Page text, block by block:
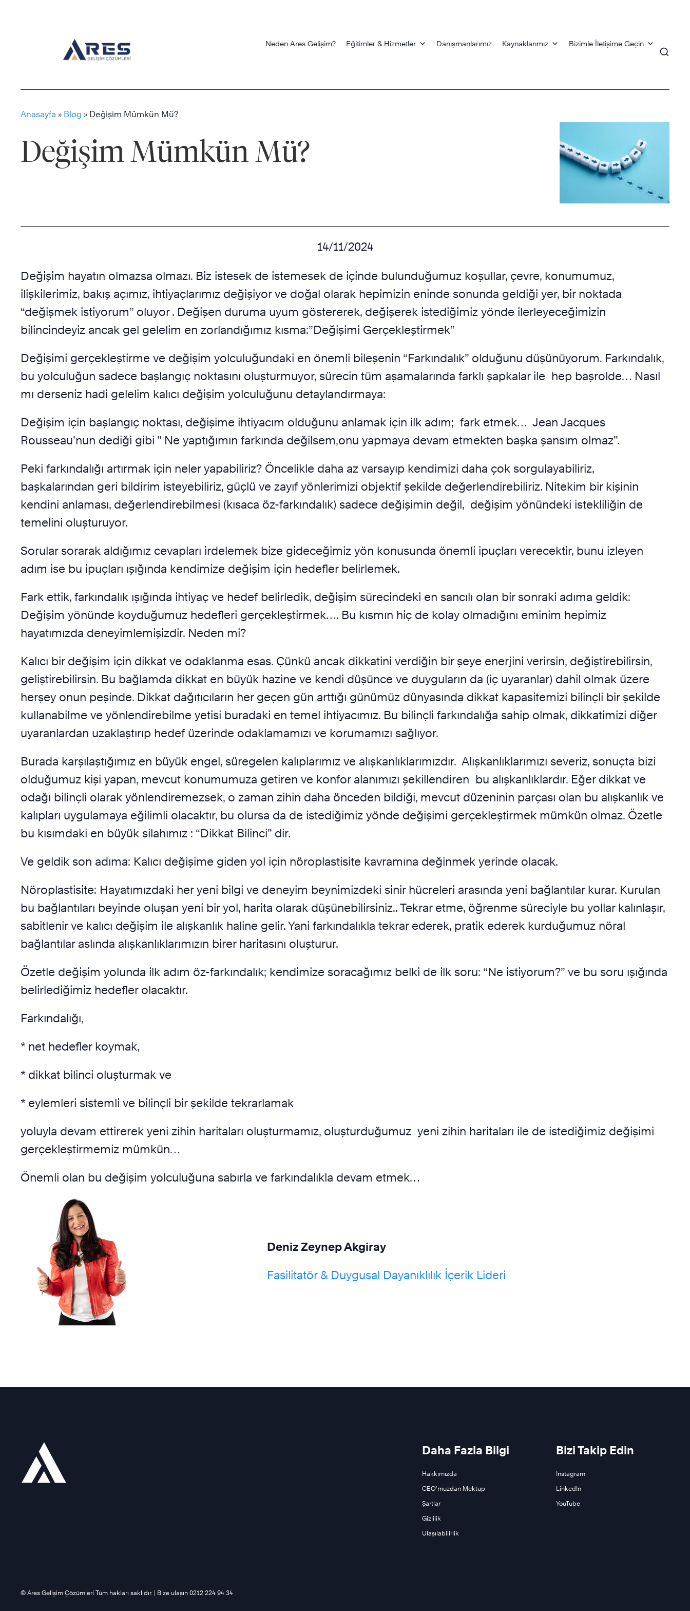
Neden Ares Gelişim? Eğitimler & Hizmetler Danışmanlarımız Kaynaklarımız Bizimle İletişime Geçin
Anasayfa » Blog » Değişim Mümkün Mü?
Değişim Mümkün Mü?
14/11/2024
Değişim hayatın olmazsa olmazı. Biz istesek de istemesek de içinde bulunduğumuz koşullar, çevre, konumumuz,
ilişkilerimiz, bakış açımız, ihtiyaçlarımız değişiyor ve doğal olarak hepimizin eninde sonunda geldiği yer, bir noktada
“değişmek istiyorum” oluyor . Değişen duruma uyum göstererek, değişerek istediğimiz yönde ilerleyeceğimizin
bilincindeyiz ancak gel gelelim en zorlandığımız kısma:”Değişimi Gerçekleştirmek”
Değişimi gerçekleştirme ve değişim yolculuğundaki en önemli bileşenin “Farkındalık” olduğunu düşünüyorum. Farkındalık,
bu yolculuğun sadece başlangıç noktasını oluşturmuyor, sürecin tüm aşamalarında farklı şapkalar ile hep başrolde… Nasıl
mı derseniz hadi gelelim kalıcı değişim yolculuğunu detaylandırmaya:
Değişim için başlangıç noktası, değişime ihtiyacım olduğunu anlamak için ilk adım; fark etmek… Jean Jacques
Rousseau’nun dediği gibi ” Ne yaptığımın farkında değilsem,onu yapmaya devam etmekten başka şansım olmaz”.
Peki farkındalığı artırmak için neler yapabiliriz? Öncelikle daha az varsayıp kendimizi daha çok sorgulayabiliriz,
başkalarından geri bildirim isteyebiliriz, güçlü ve zayıf yönlerimizi objektif şekilde değerlendirebiliriz. Nitekim bir kişinin
kendini anlaması, değerlendirebilmesi (kısaca öz-farkındalık) sadece değişimin değil, değişim yönündeki istekliliğin de
temelini oluşturuyor.
Sorular sorarak aldığımız cevapları irdelemek bize gideceğimiz yön konusunda önemli ipuçları verecektir, bunu izleyen
adım ise bu ipuçları ışığında kendimize değişim için hedefler belirlemek.
Fark ettik, farkındalık ışığında ihtiyaç ve hedef belirledik, değişim sürecindeki en sancılı olan bir sonraki adıma geldik:
Değişim yönünde koyduğumuz hedefleri gerçekleştirmek…. Bu kısmın hiç de kolay olmadığını eminim hepimiz
hayatımızda deneyimlemişizdir. Neden mi?
Kalıcı bir değişim için dikkat ve odaklanma esas. Çünkü ancak dikkatini verdiğin bir şeye enerjini verirsin, değiştirebilirsin,
geliştirebilirsin. Bu bağlamda dikkat en büyük hazine ve kendi düşünce ve duyguların da (iç uyaranlar) dahil olmak üzere
herşey onun peşinde. Dikkat dağıtıcıların her geçen gün arttığı günümüz dünyasında dikkat kapasitemizi bilinçli bir şekilde
kullanabilme ve yönlendirebilme yetisi buradaki en temel ihtiyacımız. Bu bilinçli farkındalığa sahip olmak, dikkatimizi diğer
uyaranlardan uzaklaştırıp hedef üzerinde odaklamamızı ve korumamızı sağlıyor.
Burada karşılaştığımız en büyük engel, süregelen kalıplarımız ve alışkanlıklarımızdır. Alışkanlıklarımızı severiz, sonuçta bizi
olduğumuz kişi yapan, mevcut konumumuza getiren ve konfor alanımızı şekillendiren bu alışkanlıklardır. Eğer dikkat ve
odağı bilinçli olarak yönlendiremezsek, o zaman zihin daha önceden bildiği, mevcut düzeninin parçası olan bu alışkanlık ve
kalıpları uygulamaya eğilimli olacaktır, bu olursa da de istediğimiz yönde değişimi gerçekleştirmek mümkün olmaz. Özetle
bu kısımdaki en büyük silahımız : “Dikkat Bilinci” dir.
Ve geldik son adıma: Kalıcı değişime giden yol için nöroplastisite kavramına değinmek yerinde olacak.
Nöroplastisite: Hayatımızdaki her yeni bilgi ve deneyim beynimizdeki sinir hücreleri arasında yeni bağlantılar kurar. Kurulan
bu bağlantıları beyinde oluşan yeni bir yol, harita olarak düşünebilirsiniz.. Tekrar etme, öğrenme süreciyle bu yollar kalınlaşır,
sabitlenir ve kalıcı değişim ile alışkanlık haline gelir. Yani farkındalıkla tekrar ederek, pratik ederek kurduğumuz nöral
bağlantılar aslında alışkanlıklarımızın birer haritasını oluşturur.
Özetle değişim yolunda ilk adım öz-farkındalık; kendimize soracağımız belki de ilk soru: “Ne istiyorum?” ve bu soru ışığında
belirlediğimiz hedefler olacaktır.
Farkındalığı,
* net hedefler koymak,
* dikkat bilinci oluşturmak ve
* eylemleri sistemli ve bilinçli bir şekilde tekrarlamak
yoluyla devam ettirerek yeni zihin haritaları oluşturmamız, oluşturduğumuz yeni zihin haritaları ile de istediğimiz değişimi
gerçekleştirmemiz mümkün…
Önemli olan bu değişim yolculuğuna sabırla ve farkındalıkla devam etmek…
Deniz Zeynep Akgiray
Fasilitatör & Duygusal Dayanıklılık İçerik Lideri
©️ Ares Gelişim Çözümleri Tüm hakları saklıdır. | Bize ulaşın 0212 224 94 34
Daha Fazla Bilgi
Hakkımızda
CEO’muzdan Mektup
Şartlar
Gizlilik
Ulaşılabilirlik
Bizi Takip Edin
Instagram
LinkedIn
YouTube